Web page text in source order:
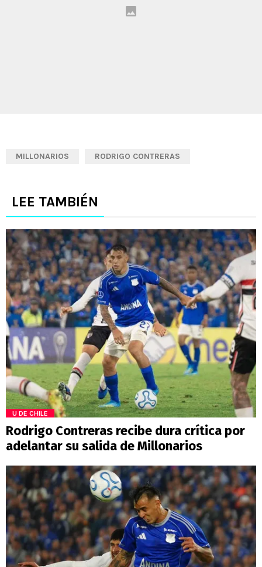
MILLONARIOS RODRIGO CONTRERAS
LEE TAMBIÉN
U DE CHILE
Rodrigo Contreras recibe dura crítica por
adelantar su salida de Millonarios